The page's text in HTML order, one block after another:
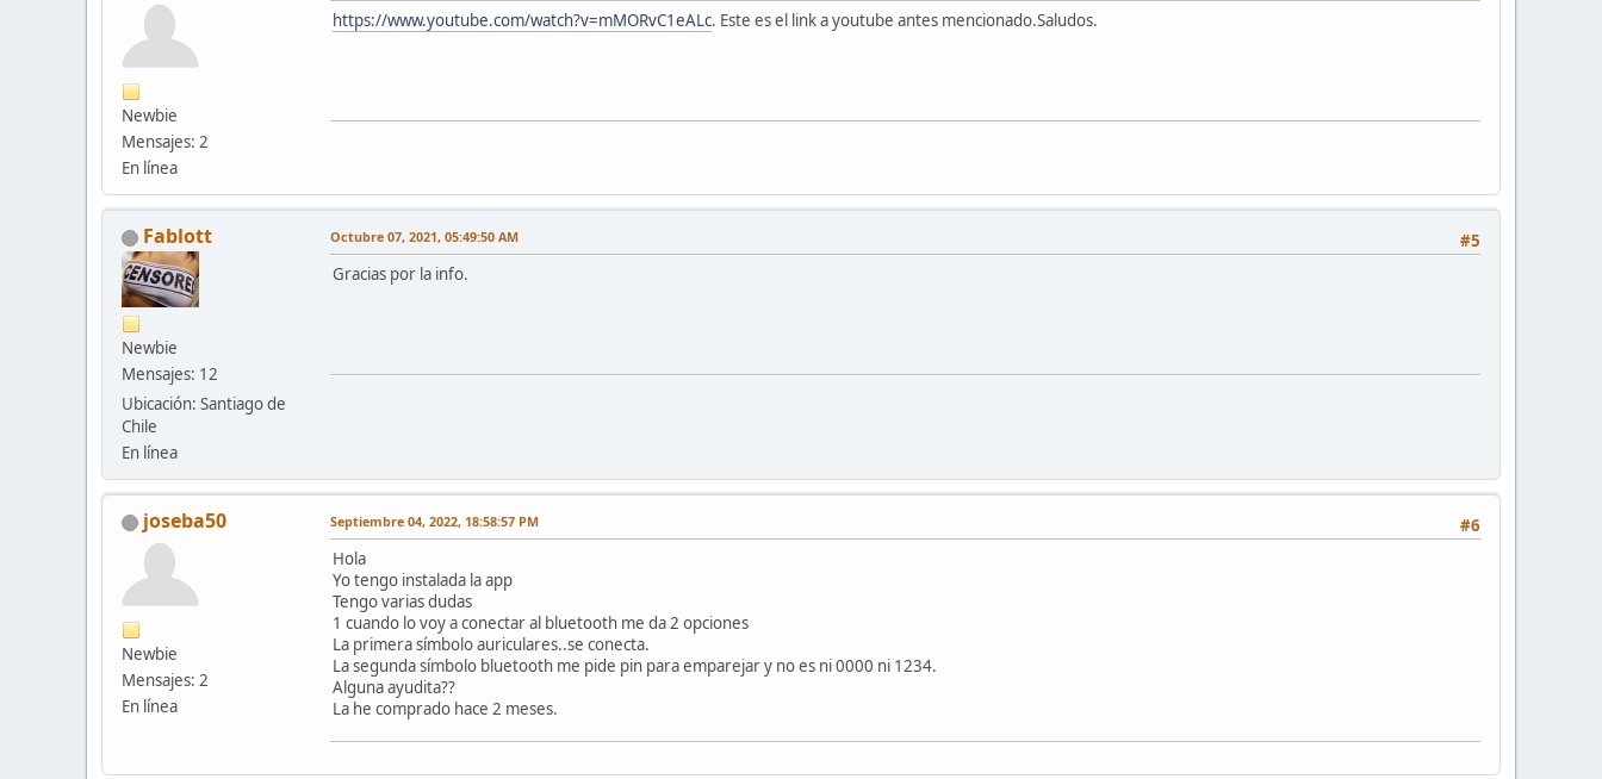
Newbie
Mensajes: 2
En línea
https://www.youtube.com/watch?v=mMORvC1eALc. Este es el link a youtube antes mencionado.Saludos.
Fablott
Newbie
Mensajes: 12
Ubicación: Santiago de
Chile
En línea
#5
Octubre 07, 2021, 05:49:50 AM
Gracias por la info.
joseba50
Newbie
Mensajes: 2
En línea
#6
Septiembre 04, 2022, 18:58:57 PM
Hola
Yo tengo instalada la app
Tengo varias dudas
1 cuando lo voy a conectar al bluetooth me da 2 opciones
La primera símbolo auriculares..se conecta.
La segunda símbolo bluetooth me pide pin para emparejar y no es ni 0000 ni 1234.
Alguna ayudita??
La he comprado hace 2 meses.